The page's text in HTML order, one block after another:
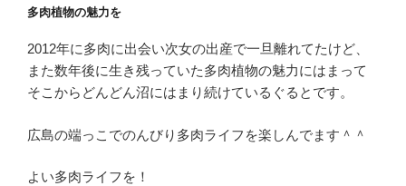
多肉植物の魅力を
2012年に多肉に出会い次女の出産で一旦離れてたけど、
また数年後に生き残っていた多肉植物の魅力にはまって
そこからどんどん沼にはまり続けているぐるとです。
広島の端っこでのんびり多肉ライフを楽しんでます＾＾
よい多肉ライフを！